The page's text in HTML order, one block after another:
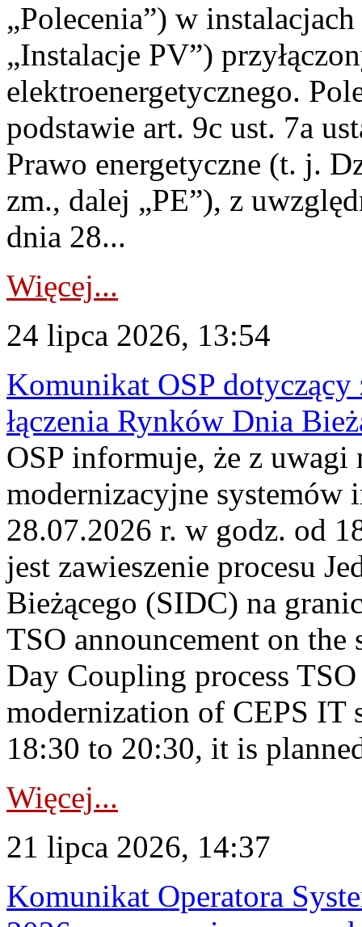
„Polecenia”) w
„Instalacje PV”)
elektroenergetycznego.
podstawie art. 9c ust. 7a
Prawo energetyczne (t. j.
zm., dalej „PE”), z
dnia 28...
Więcej...
24 lipca 2026, 13:54
Komunikat OSP dotyczący
łączenia Rynków Dnia
OSP informuje, że z uwagi
modernizacyjne
28.07.2026 r. w godz. od
jest zawieszenie procesu
Bieżącego (SIDC) na
TSO announcement on
Day Coupling process
modernization of CEPS IT
18:30 to 20:30, it is
Więcej...
21 lipca 2026, 14:37
Komunikat Operatora